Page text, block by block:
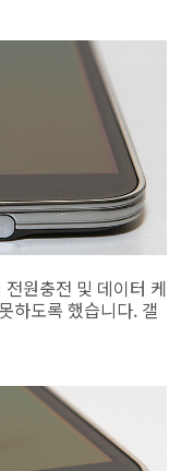
원충전 및 데이터 케
하도록 했습니다. 갤